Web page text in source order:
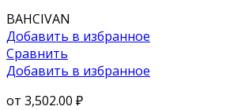
BAHCIVAN
Добавить в избранное
Сравнить
Добавить в избранное
от 3,502.00 ₽